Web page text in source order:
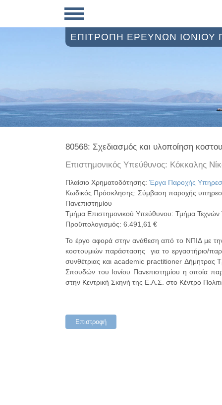
ΕΠΙΤΡΟΠΗ ΕΡΕΥΝΩΝ ΙΟΝΙΟΥ
80568: Σχεδιασμός και υλοποίηση
Επιστημονικός Υπεύθυνος: Κόκκαλης
Πλαίσιο Χρηματοδότησης: Έργα Παροχής
Κωδικός Πρόσκλησης: Σύμβαση παροχής
Πανεπιστημίου
Τμήμα Επιστημονικού Υπεύθυνου: Τμήμα Τεχνών
Προϋπολογισμός: 6.491,61 €
Το έργο αφορά στην ανάθεση από το ΝΠΙΔ με
κοστουμιών παράστασης για το εργαστήριο/
συνθέτριας και academic practitioner
Σπουδών του Ιονίου Πανεπιστημίου η οποία
στην Κεντρική Σκηνή της Ε.Λ.Σ. στο Κέντρο
Επιστροφή